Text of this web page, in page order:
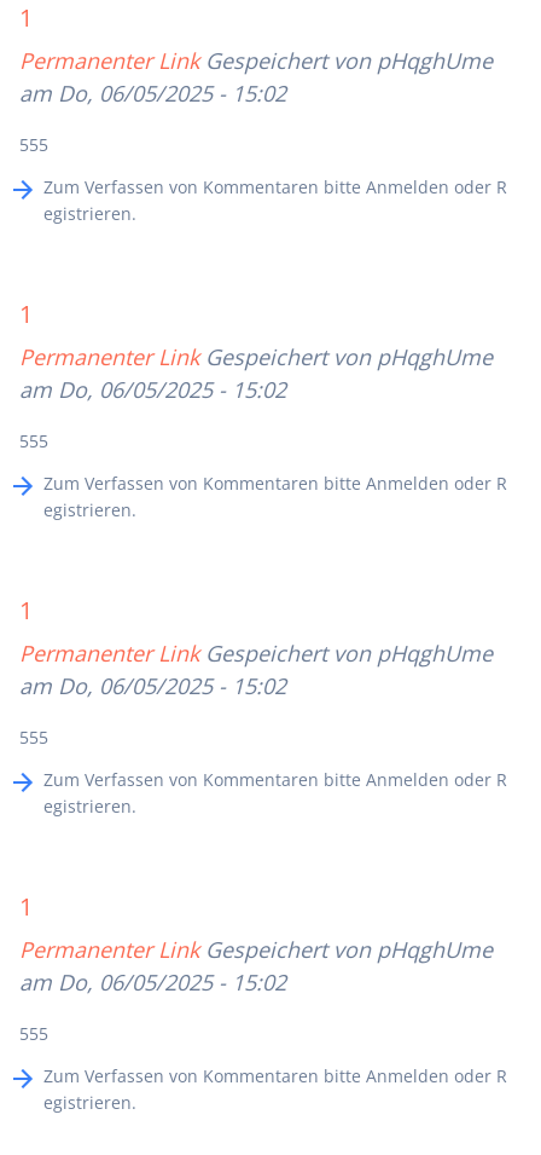
1
Permanenter Link Gespeichert von pHqghUme
am Do, 06/05/2025 - 15:02
555
Zum Verfassen von Kommentaren bitte Anmelden oder R
egistrieren.
1
Permanenter Link Gespeichert von pHqghUme
am Do, 06/05/2025 - 15:02
555
Zum Verfassen von Kommentaren bitte Anmelden oder R
egistrieren.
1
Permanenter Link Gespeichert von pHqghUme
am Do, 06/05/2025 - 15:02
555
Zum Verfassen von Kommentaren bitte Anmelden oder R
egistrieren.
1
Permanenter Link Gespeichert von pHqghUme
am Do, 06/05/2025 - 15:02
555
Zum Verfassen von Kommentaren bitte Anmelden oder R
egistrieren.